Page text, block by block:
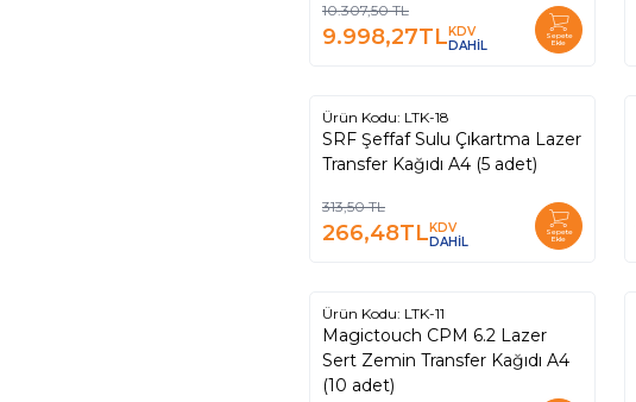
10.307,50TL
9.998,27TLKDV
DAHİL
Sepete
Ekle
%
15
Ürün Kodu: LTK-18
SRF Şeffaf Sulu Çıkartma Lazer
Transfer Kağıdı A4 (5 adet)
313,50TL
266,48TLKDV
DAHİL
Sepete
Ekle
Ürün Kodu: LTK-11
Magictouch CPM 6.2 Lazer
Sert Zemin Transfer Kağıdı A4
(10 adet)